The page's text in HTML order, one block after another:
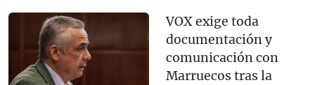
VOX exige toda
documentación y
comunicación con
Marruecos tras la